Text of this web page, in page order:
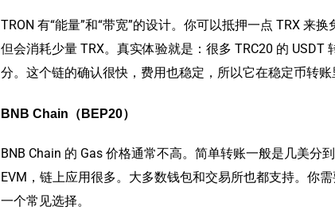
TRON 有“能量”和“带宽”的设计。你可以抵押一点 TRX 来
但会消耗少量 TRX。真实体验就是：很多 TRC20 的 USDT
分。这个链的确认很快，费用也稳定，所以它在稳定币转账
BNB Chain（BEP20）
BNB Chain 的 Gas 价格通常不高。简单转账一般是几美分
EVM，链上应用很多。大多数钱包和交易所也都支持。你
一个常见选择。